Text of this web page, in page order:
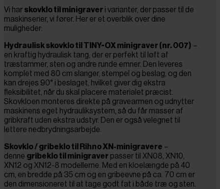
Vi har skovklo til minigraver i varianter, der passer til de
maskinserier, vi fører. Her er et overblik over dine
muligheder:
Hydraulisk skovklo til TINY-OX minigraver (nr. 007) –
en kraftig hydraulisk tang, der er perfekt til løft af
træstammer, sten og andre runde emner. Den leveres
komplet med 80 cm slanger, stempel og beslag, og den
kan drejes 90° i beslaget, hvilket giver dig ekstra
fleksibilitet, når du skal placere materialet præcist.
Skovkloen monteres direkte på gravearmen og udnytter
maskinens eget hydrauliksystem, så du får masser af
gribkraft uden ekstra udstyr. Den er også velegnet til
lettere nedbrydningsarbejde.
Skovklo / gribeklo til Rihno XN-minigravere –
denne gribeklo til minigraver passer til XN08, XN10,
XN12 og XN12-8 modellerne. Med en kloelængde på 40
cm, en bredde på 35 cm og en gribeevne på ca. 70 cm er
den dimensioneret til at tage godt fat i både træ og sten.